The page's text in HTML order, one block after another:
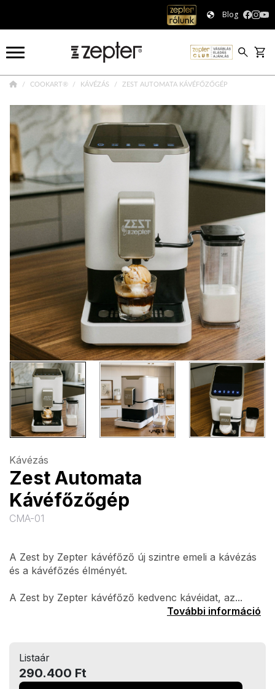
Blog
COOKART® KÁVÉZÁS ZEST AUTOMATA KÁVÉFŐZŐGÉP
Kávézás
Zest Automata
Kávéfőzőgép
CMA-01
A Zest by Zepter kávéfőző új szintre emeli a kávézás
és a kávéfőzés élményét.
A Zest by Zepter kávéfőző kedvenc kávéidat, az...
További információ
Listaár
290.400 Ft